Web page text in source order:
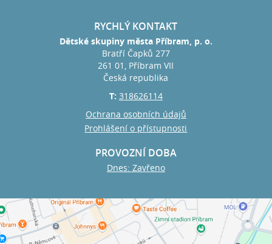
RYCHLÝ KONTAKT
Dětské skupiny města Příbram, p. o.
Bratří Čapků 277
261 01, Příbram VII
Česká republika
T: 318626114
Ochrana osobních údajů
Prohlášení o přístupnosti
PROVOZNÍ DOBA
Dnes: Zavřeno